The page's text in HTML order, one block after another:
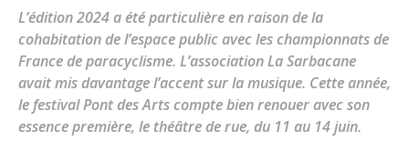
L’édition 2024 a été particulière en raison de la
cohabitation de l’espace public avec les championnats de
France de paracyclisme. L’association La Sarbacane
avait mis davantage l’accent sur la musique. Cette année,
le festival Pont des Arts compte bien renouer avec son
essence première, le théâtre de rue, du 11 au 14 juin.